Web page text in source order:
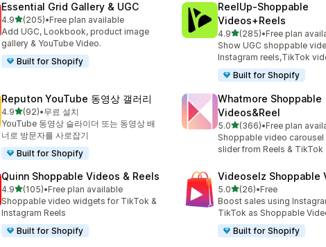
Essential Grid Gallery & UGC
4.9별 5개 중
(205)
총 리뷰 205개
•Free plan available
Add UGC, Lookbook, product image
gallery & YouTube Video.
Built for Shopify
ReelUp‑Shoppable
Videos+Reels
4.9별 5개 중
(285)
총 리뷰 285개
•Free plan
Show UGC shoppable
Instagram reels,TikTok
Built for Shopify
Reputon YouTube 동영상 갤러리
4.9별 5개 중
(92)
총 리뷰 92개
•무료 설치
YouTube 동영상 슬라이더 또는 동영상 배
너로 방문자를 사로잡기
Built for Shopify
Whatmore Shoppable
Videos&Reel
5.0별 5개 중
(366)
총 리뷰 366개
•Free plan
Shoppable video carousel
slider from Reels & TikTok
Quinn Shoppable Videos & Reels
4.9별 5개 중
(105)
총 리뷰 105개
•Free plan available
Shoppable video widgets for TikTok &
Instagram Reels
Built for Shopify
Videoselz Shoppable
5.0별 5개 중
(26)
총 리뷰 26개
•Free
Boost sales using
TikTok as Shoppable
Built for Shopify